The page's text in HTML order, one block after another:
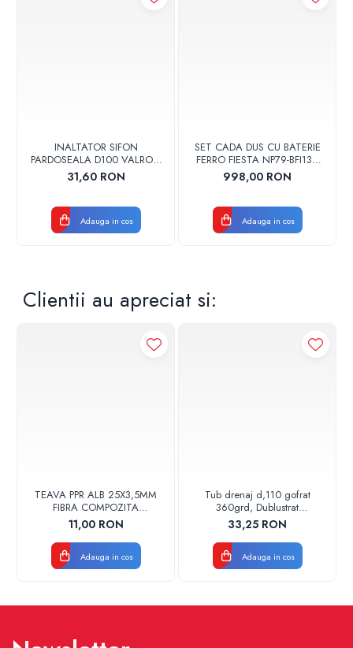
INALTATOR SIFON
PARDOSEALA D100 VALROM
17001900004
31,60 RON
Adauga in cos
SET CADA DUS CU BATERIE
FERRO FIESTA NP79-BFI13U
CROM
998,00 RON
Adauga in cos
Clientii au apreciat si:
TEAVA PPR ALB 25X3,5MM
FIBRA COMPOZITA
10033025004
VALDUOTHERM VALROM
11,00 RON
Adauga in cos
Tub drenaj d,110 gofrat
360grd, Dublustrat
verde/negru 110152 Drainkit
33,25 RON
Adauga in cos